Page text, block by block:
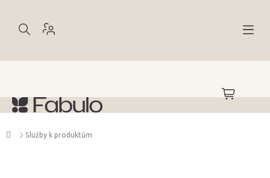
NÁKUPNÍ
KOŠÍK
Domů
Služby k produktům